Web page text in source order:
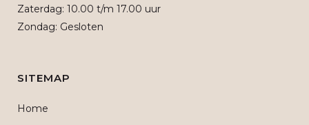
Zaterdag: 10.00 t/m 17.00 uur
Zondag: Gesloten
SITEMAP
Home